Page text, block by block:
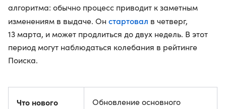
алгоритма: обычно процесс приводит к заметным
изменениям в выдаче. Он стартовал в четверг,
13 марта, и может продлиться до двух недель. В этот
период могут наблюдаться колебания в рейтинге
Поиска.
Что нового
Обновление основного